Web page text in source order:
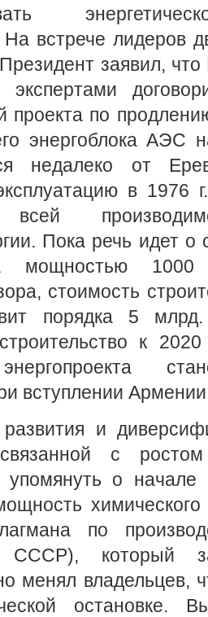
На встрече лидеров
заявил,
экспертами
проекта по
энергоблока АЭС
недалеко от
в 1976
всей
Пока речь идет о
мощностью
стоимость
порядка 5 млрд.
к
вступлении
развития и
с ростом
упомянуть о
по
СССР), который
менял владельцев,
остановке.